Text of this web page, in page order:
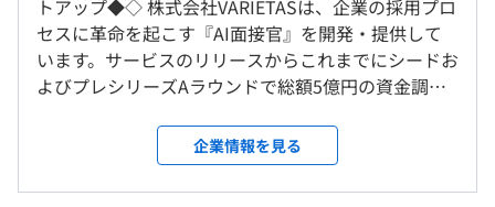
でも面接を受けられるため、平等な基準で公正な評価をお
こないます。さらに、面接後の詳細なフィードバックが、
学生のスキル向上を後押しし、満足度の向上につながって
います。 『AI面接官』は、学生に寄り添った取り組みよ
うな採用プロセスを実現しています。
就業場所の変更範囲
＜雇入時＞
東京本社、および自宅
＜変更範囲＞
■完全週休2日制（土日祝）
■年次有給休暇（入社半年経過後10日付与）
■アニバーサリー休暇（年間1日）
■連続休暇（年間5日）
トアップ◆◇ 株式会社VARIETASは、企業の採用プロ
セスに革命を起こす『AI面接官』を開発・提供して
います。サービスのリリースからこれまでにシードお
よびプレシリーズAラウンドで総額5億円の資金調達
精鋭チームが日々アップデートに取り組んでいます。
米国ではHRテック分野が急成長しており、一部では
マイクロソフトを超え成長率を示す事例も見られる
企業情報を見る